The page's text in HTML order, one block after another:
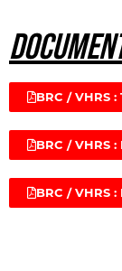
BRC / VHRS :
BRC / VHRS :
BRC / VHRS :